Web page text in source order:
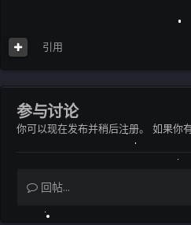
引用
参与讨论
你可以现在发布并稍后注册。 如果你
回帖...